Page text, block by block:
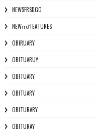
NEWSFRSDGG
NEWസ് FEATURES
OBIRUARY
OBITUARUY
OBITUARY
OBITUARY
OBITURARY
OBITURAY